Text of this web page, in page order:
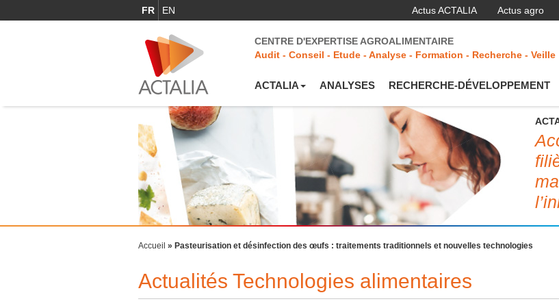
FR EN Actus ACTALIA Actus agro
CENTRE D'EXPERTISE AGROALIMENTAIRE
Audit - Conseil - Etude - Analyse - Formation - Recherche - Veille
ACTALIA ANALYSES RECHERCHE-DÉVELOPPEMENT
Accueil » Pasteurisation et désinfection des œufs : traitements traditionnels et nouvelles technologies
Actualités Technologies alimentaires